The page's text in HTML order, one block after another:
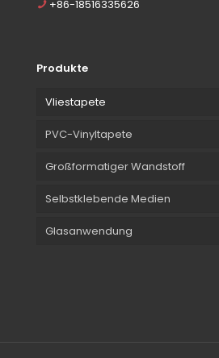
+86-18516335626
Produkte
Vliestapete
PVC-Vinyltapete
Großformatiger Wandstoff
Selbstklebende Medien
Glasanwendung